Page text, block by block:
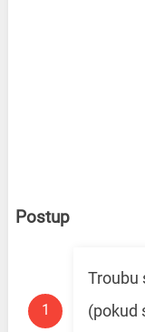
Postup
Troubu
(pokud